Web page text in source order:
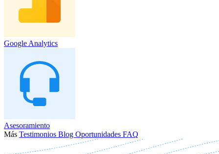
Google Analytics
Asesoramiento
Más Testimonios Blog Oportunidades FAQ